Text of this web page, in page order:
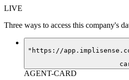
LIVE
Three ways to access this company's
"https://
AGENT-CARD